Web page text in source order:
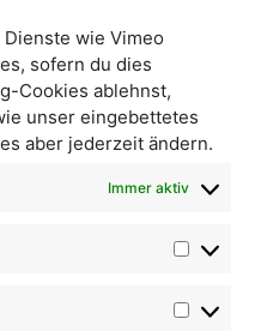
wie Vimeo
sofern du dies
Cookies ablehnst,
unser eingebettetes
aber jederzeit ändern.
Immer aktiv
(50%
450 g